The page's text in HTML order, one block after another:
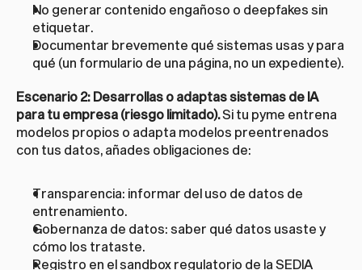
No generar contenido engañoso o deepfakes sin
etiquetar.
Documentar brevemente qué sistemas usas y para
qué (un formulario de una página, no un expediente).
Escenario 2: Desarrollas o adaptas sistemas de IA
para tu empresa (riesgo limitado). Si tu pyme entrena
modelos propios o adapta modelos preentrenados
con tus datos, añades obligaciones de:
Transparencia: informar del uso de datos de
entrenamiento.
Gobernanza de datos: saber qué datos usaste y
cómo los trataste.
Registro en el sandbox regulatorio de la SEDIA